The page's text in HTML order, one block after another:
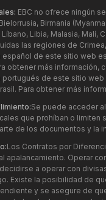
EBC no ofrece ningún
Birmania
Líbano, Libia, Malasia,
las regiones de
de este sitio web
obtener más
de este sitio
Para obtener más
Se puede acceder
que prohíban o limiten
de los documentos y la
Los Contratos por
apalancamiento. Operar
a operar con
Existe la posibilidad de
y se asegure de